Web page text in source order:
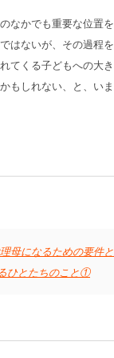
なかでも重要な位置
はないが、その過程
てくる子どもへの大
もしれない、と、い
母になるための要件
ひとたちのこと①